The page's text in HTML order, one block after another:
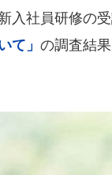
入社員研修の
て」 の調査結果